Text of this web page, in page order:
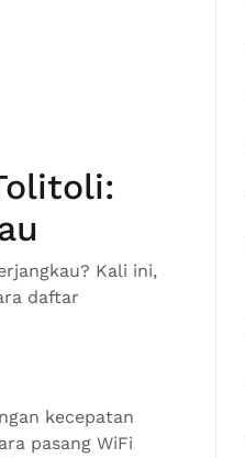
Kali ini,
daftar
kecepatan
pasang WiFi